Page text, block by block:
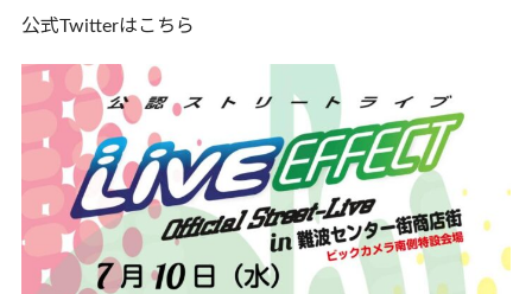
公式Twitterは こちら